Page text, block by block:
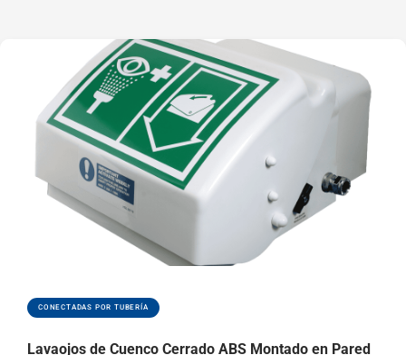
de alto caudal mejoran
la acción de lavado.
Cumple los requisitos
de las normas EN15154
y ANSI Z358.1-2014,
garantizando un lavado
continuo de 12 litros por
minuto. Si es necesario,
el caudal se puede
modificar mediante la
válvula reguladora de
La cubeta con
CONECTADAS POR TUBERÍA
Lavaojos de Cuenco Cerrado ABS Montado en Pared